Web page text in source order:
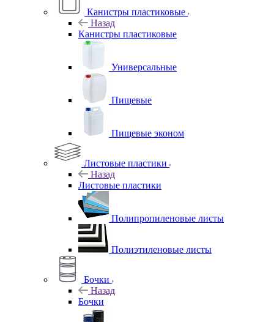
Канистры пластиковые
Назад
Канистры пластиковые
Универсальные
Пищевые
Пищевые эконом
Листовые пластики
Назад
Листовые пластики
Полипропиленовые листы
Полиэтиленовые листы
Бочки
Назад
Бочки